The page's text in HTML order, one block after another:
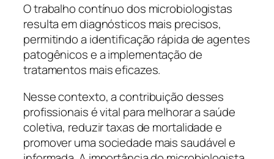
O trabalho contínuo dos microbiologistas
resulta em diagnósticos mais precisos,
permitindo a identificação rápida de agentes
patogênicos e a implementação de
tratamentos mais eficazes.
Nesse contexto, a contribuição desses
profissionais é vital para melhorar a saúde
coletiva, reduzir taxas de mortalidade e
promover uma sociedade mais saudável e